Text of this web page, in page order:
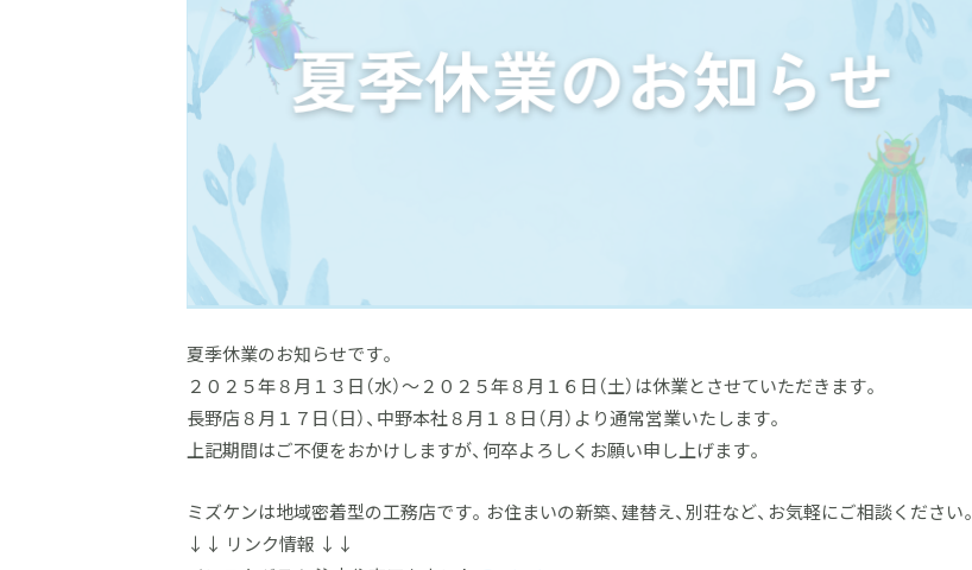
夏季休業のお知らせです。
２０２５年８月１３日（水）～２０２５年８月１６日（土）は休業とさせていただきます。
長野店８月１７日（日）、中野本社８月１８日（月）より通常営業いたします。
上記期間はご不便をおかけしますが、何卒よろしくお願い申し上げます。
ミズケンは地域密着型の工務店です。お住まいの新築、建替え、別荘など、お気軽にご相談ください。
↓↓ リンク情報 ↓↓